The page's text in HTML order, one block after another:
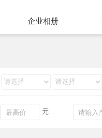
企业相册
元